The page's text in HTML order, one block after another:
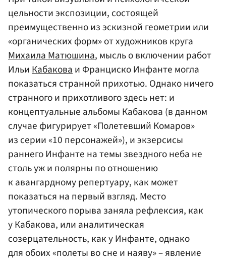
цельности экспозиции, состоящей
преимущественно из эскизной геометрии или
«органических форм» от художников круга
Михаила Матюшина, мысль о включении работ
ИльиКабаковаи Франциско Инфанте могла
показаться странной прихотью. Однако ничего
странного и прихотливого здесь нет: и
концептуальные альбомы Кабакова (в данном
случае фигурирует «Полетевший Комаров»
из серии «10 персонажей»), и экзерсисы
раннего Инфанте на темы звездного неба не
столь уж и полярны по отношению
к авангардному репертуару, как может
показаться на первый взгляд. Место
утопического порыва заняла рефлексия, как
у Кабакова, или аналитическая
созерцательность, как у Инфанте, однако
для обоих «полеты во сне и наяву» – явление